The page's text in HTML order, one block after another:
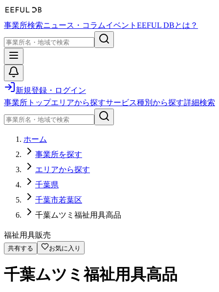
事業所検索ニュース・コラムイベント EEFUL DBとは？
新規登録・ログイン
事業所トップエリアから探すサービス種別から探す詳細検索
ホーム
事業所を探す
エリアから探す
千葉県
千葉市若葉区
千葉ムツミ福祉用具高品
福祉用具販売
共有する お気に入り
千葉ムツミ福祉用具高品